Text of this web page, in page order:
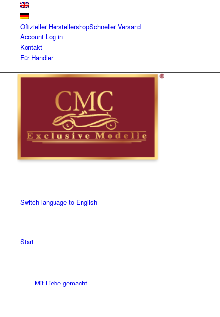
Offizieller HerstellershopSchneller Versand
Account Log in
Kontakt
Für Händler
Switch language to English
Start
Mit Liebe gemacht